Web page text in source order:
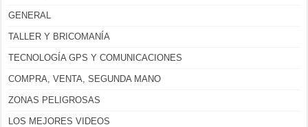
GENERAL
TALLER Y BRICOMANÍA
TECNOLOGÍA GPS Y COMUNICACIONES
COMPRA, VENTA, SEGUNDA MANO
ZONAS PELIGROSAS
LOS MEJORES VIDEOS